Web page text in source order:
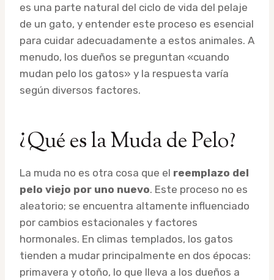
es una parte natural del ciclo de vida del pelaje
de un gato, y entender este proceso es esencial
para cuidar adecuadamente a estos animales. A
menudo, los dueños se preguntan «cuando
mudan pelo los gatos» y la respuesta varía
según diversos factores.
¿Qué es la Muda de Pelo?
La muda no es otra cosa que el reemplazo del
pelo viejo por uno nuevo. Este proceso no es
aleatorio; se encuentra altamente influenciado
por cambios estacionales y factores
hormonales. En climas templados, los gatos
tienden a mudar principalmente en dos épocas:
primavera y otoño, lo que lleva a los dueños a